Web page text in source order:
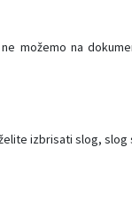
možemo na
izbrisati slog, slog